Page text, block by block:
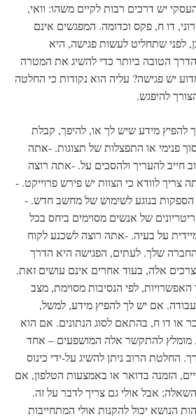
יש דרכים רבות לקיים משהו: וואי,
דו ח, פקס וכדומה. המפגשים אינם
לפני שתחליט לעשות פגישה, היא
הטובה ביותר כדי להשיג את המטרה
יש פגישה? עליה הוא נקודות כי החלטה
להיפגש.
להפיץ מידע שיש לך או, להיפך, קבלת
פנימי או התפצלות של תצוגות. -אתה
חייב להעריך ולהסכים על. -אתה רוצה
לוודא כי הצוות יש פירש פרוייקט. -
הספקות בנוגע לשימוש של מחשב חדש. -
של אנשים מסוימים ביחס בכל
על בעיה. -אתה רוצה לשכנע לקוח
שלך. לעתים, הפגישה היא הדרך
אלה, בעוד אחרים אינם עושים זאת.
לפי הנסיבות מסוימת, מצב
אם יש לך להפיץ מידע, למשל,
או דו ח, בהתאם לסוג הנתונים. אם הוא
מומלץ להתקשר אלה המושפעים – אחד
החלטת הרוב ניתן להשיג על-ידי כינוס
הזמנה בדואר או באמצעות הטלפון, אם
אבל אולי גם צריך לדבר על זה.
הנושא יכול להקנות אולי המתחייבות